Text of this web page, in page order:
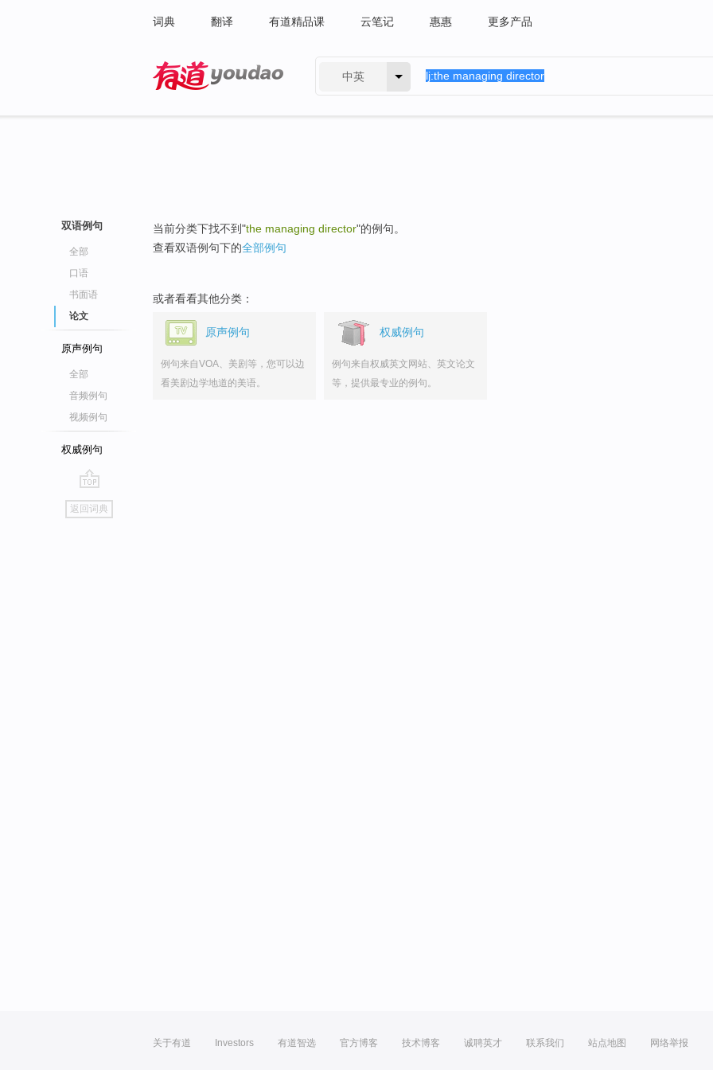
词典 翻译 有道精品课 云笔记 惠惠 更多产品
中英
双语例句
全部
口语
书面语
论文
原声例句
全部
音频例句
视频例句
权威例句
go
top
返回词典
当前分类下找不到"the managing director"的例句。
查看双语例句下的全部例句
或者看看其他分类：
原声例句
例句来自VOA、美剧等，您可以边
看美剧边学地道的美语。
权威例句
例句来自权威英文网站、英文论文
等，提供最专业的例句。
关于有道 Investors 有道智选 官方博客 技术博客 诚聘英才 联系我们 站点地图 网络举报